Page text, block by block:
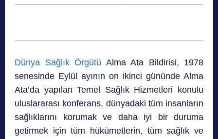
Dünya Sağlık Örgütü Alma Ata Bildirisi, 1978
senesinde Eylül ayının on ikinci gününde Alma
Ata’da yapılan Temel Sağlık Hizmetleri konulu
uluslararası konferans, dünyadaki tüm insanların
sağlıklarını korumak ve daha iyi bir duruma
getirmek için tüm hükümetlerin, tüm sağlık ve